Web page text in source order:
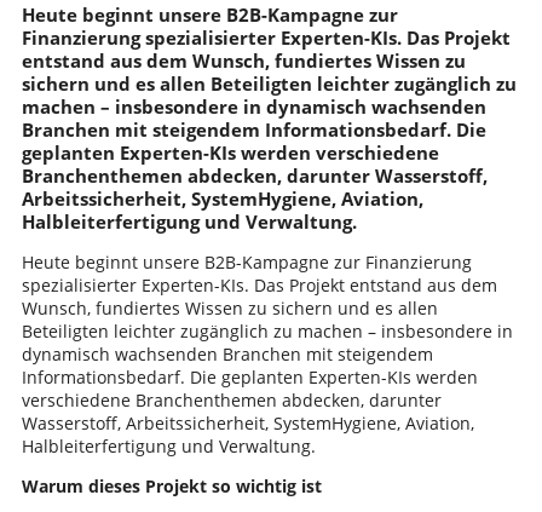
Heute beginnt unsere B2B-Kampagne zur
Finanzierung spezialisierter Experten-KIs. Das Projekt
entstand aus dem Wunsch, fundiertes Wissen zu
sichern und es allen Beteiligten leichter zugänglich zu
machen – insbesondere in dynamisch wachsenden
Branchen mit steigendem Informationsbedarf. Die
geplanten Experten-KIs werden verschiedene
Branchenthemen abdecken, darunter Wasserstoff,
Arbeitssicherheit, SystemHygiene, Aviation,
Halbleiterfertigung und Verwaltung.
Heute beginnt unsere B2B-Kampagne zur Finanzierung
spezialisierter Experten-KIs. Das Projekt entstand aus dem
Wunsch, fundiertes Wissen zu sichern und es allen
Beteiligten leichter zugänglich zu machen – insbesondere in
dynamisch wachsenden Branchen mit steigendem
Informationsbedarf. Die geplanten Experten-KIs werden
verschiedene Branchenthemen abdecken, darunter
Wasserstoff, Arbeitssicherheit, SystemHygiene, Aviation,
Halbleiterfertigung und Verwaltung.
Warum dieses Projekt so wichtig ist